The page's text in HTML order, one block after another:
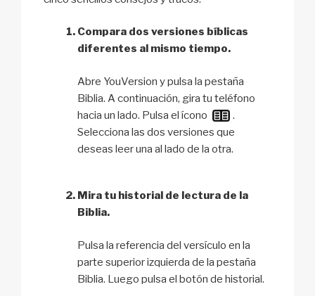
Compara dos versiones bíblicas
diferentes al mismo tiempo.
Abre YouVersion y pulsa la pestaña
Biblia. A continuación, gira tu teléfono
hacia un lado. Pulsa el ícono
.
Selecciona las dos versiones que
deseas leer una al lado de la otra.
Mira tu historial de lectura de la
Biblia.
Pulsa la referencia del versículo en la
parte superior izquierda de la pestaña
Biblia. Luego pulsa el botón de historial.